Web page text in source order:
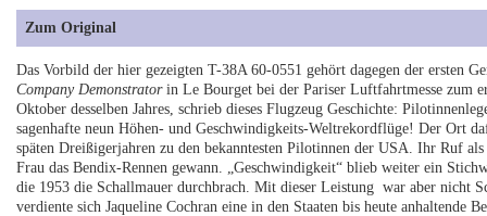
Zum Original
Das Vorbild der hier gezeigten T-38A 60-0551 gehört dagegen der ersten
Company Demonstratorin Le Bourget bei der Pariser Luftfahrtmesse zum
Oktober desselben Jahres, schrieb dieses Flugzeug Geschichte:
sagenhafte neun Höhen- und Geschwindigkeits-Weltrekordflüge! Der Ort
späten Dreißigerjahren zu den bekanntesten Pilotinnen der USA. Ihr Ruf
Frau das Bendix-Rennen gewann. „Geschwindigkeit“ blieb weiter ein
die 1953 die Schallmauer durchbrach. Mit dieser Leistung war aber nicht
verdiente sich Jaqueline Cochran eine in den Staaten bis heute anhaltende